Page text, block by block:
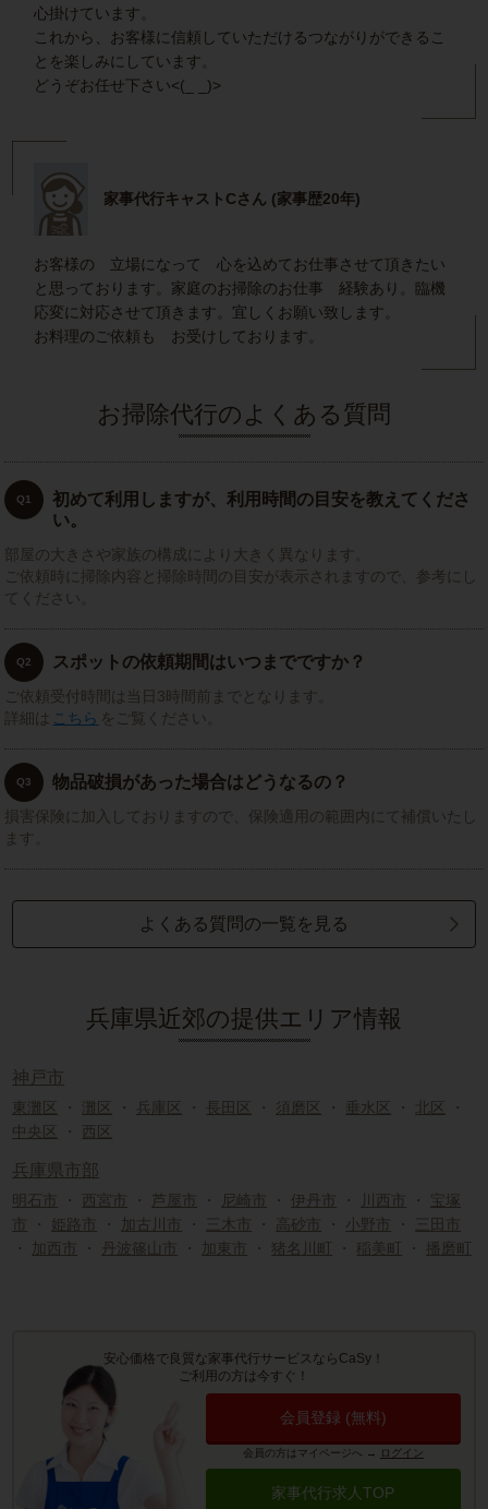
心掛けています。
これから、お客様に信頼していただけるつながりができるこ
とを楽しみにしています。
どうぞお任せ下さい<(_ _)>
家事代行キャストCさん (家事歴20年)
お客様の 立場になって 心を込めてお仕事させて頂きたい
と思っております。家庭のお掃除のお仕事 経験あり。臨機
応変に対応させて頂きます。宜しくお願い致します。
お料理のご依頼も お受けしております。
お掃除代行のよくある質問
Q1
初めて利用しますが、利用時間の目安を教えてくださ
い。
部屋の大きさや家族の構成により大きく異なります。
ご依頼時に掃除内容と掃除時間の目安が表示されますので、参考にし
てください。
Q2 スポットの依頼期間はいつまでですか？
ご依頼受付時間は当日3時間前までとなります。
詳細は こちら をご覧ください。
Q3 物品破損があった場合はどうなるの？
損害保険に加入しておりますので、保険適用の範囲内にて補償いたし
ます。
よくある質問の一覧を見る
兵庫県近郊の提供エリア情報
神戸市
東灘区 ・ 灘区 ・ 兵庫区 ・ 長田区 ・ 須磨区 ・ 垂水区 ・ 北区
・
中央区
・ 西区
兵庫県市部
明石市 ・ 西宮市 ・ 芦屋市 ・ 尼崎市 ・ 伊丹市 ・ 川西市 ・ 宝塚
・ 姫路市 ・ 加古川市 ・ 三木市 ・ 高砂市 ・ 小野市 ・
三田市
・ 加西市 ・ 丹波篠山市 ・ 加東市 ・ 猪名川町 ・ 稲美町 ・ 播磨町
安心価格で良質な家事代行サービスならCaSy！
ご利用の方は今すぐ！
会員登録 (無料)
会員の方はマイページへ → ログイン
家事代行求人TOP